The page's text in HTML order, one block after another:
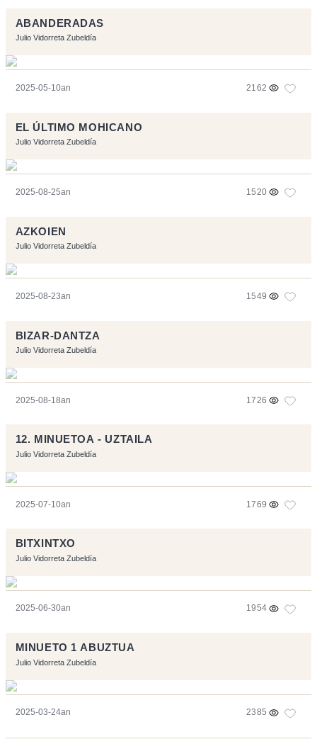
ABANDERADAS
Julio Vidorreta Zubeldía
2025-05-10an 2162
EL ÚLTIMO MOHICANO
Julio Vidorreta Zubeldía
2025-08-25an 1520
AZKOIEN
Julio Vidorreta Zubeldía
2025-08-23an 1549
BIZAR-DANTZA
Julio Vidorreta Zubeldía
2025-08-18an 1726
12. MINUETOA - UZTAILA
Julio Vidorreta Zubeldía
2025-07-10an 1769
BITXINTXO
Julio Vidorreta Zubeldía
2025-06-30an 1954
MINUETO 1 ABUZTUA
Julio Vidorreta Zubeldía
2025-03-24an 2385